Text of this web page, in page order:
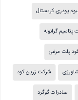
پودری کریستال
پتاسیم گرانوله
پلت مرغی
شرکت زرین کود
صادرات گوگرد